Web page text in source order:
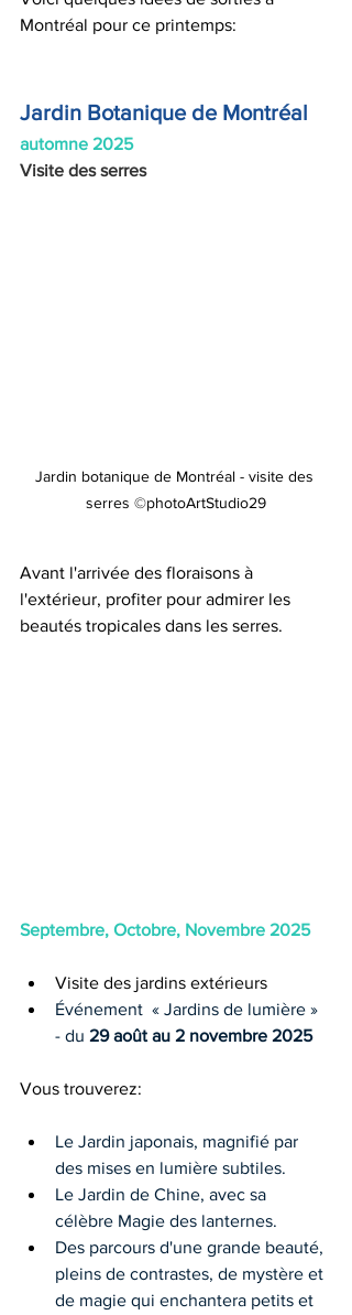
Montréal pour ce printemps:
Jardin Botanique de Montréal
automne 2025
Visite des serres
Jardin botanique de Montréal - visite des
serres ©photoArtStudio29
Avant l'arrivée des floraisons à
l'extérieur, profiter pour admirer les
beautés tropicales dans les serres.
Septembre, Octobre, Novembre 2025
Visite des jardins extérieurs
Événement  « Jardins de lumière »
- du 29 août au 2 novembre 2025
Vous trouverez:
Le Jardin japonais, magnifié par
des mises en lumière subtiles.
Le Jardin de Chine, avec sa
célèbre Magie des lanternes.
Des parcours d'une grande beauté,
pleins de contrastes, de mystère et
de magie qui enchantera petits et